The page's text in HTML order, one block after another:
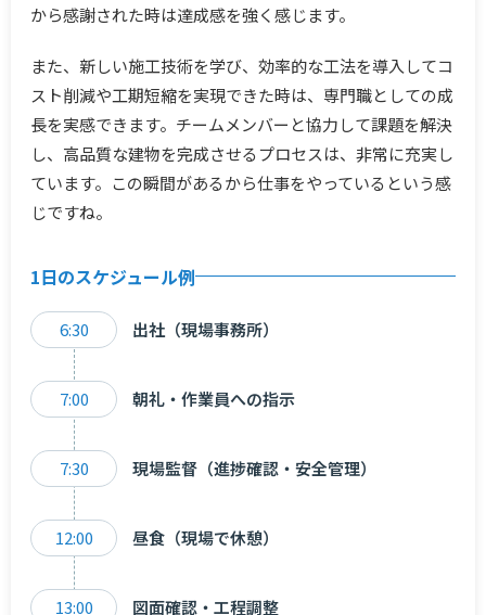
から感謝された時は達成感を強く感じます。
また、新しい施工技術を学び、効率的な工法を導入してコ
スト削減や工期短縮を実現できた時は、専門職としての成
長を実感できます。チームメンバーと協力して課題を解決
し、高品質な建物を完成させるプロセスは、非常に充実し
ています。この瞬間があるから仕事をやっているという感
じですね。
1日のスケジュール例
6:30 出社（現場事務所）
7:00 朝礼・作業員への指示
7:30 現場監督（進捗確認・安全管理）
12:00 昼食（現場で休憩）
13:00 図面確認・工程調整